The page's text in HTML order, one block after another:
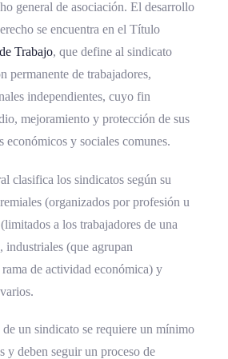
general de asociación. El desarrollo
se encuentra en el Título
Trabajo, que define al sindicato
permanente de trabajadores,
independientes, cuyo fin
mejoramiento y protección de sus
económicos y sociales comunes.
clasifica los sindicatos según su
(organizados por profesión u
a los trabajadores de una
industriales (que agrupan
de actividad económica) y
un sindicato se requiere un mínimo
y deben seguir un proceso de